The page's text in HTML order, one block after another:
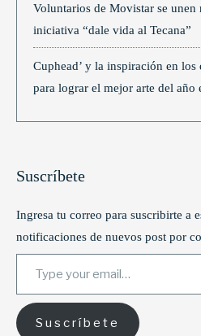
Voluntarios de Movistar se unen
iniciativa “dale vida al Tecana”
Cuphead’ y la inspiración en
para lograr el mejor arte del año
Suscríbete
Ingresa tu correo para suscribirte a
notificaciones de nuevos post por
Type your email…
Suscríbete